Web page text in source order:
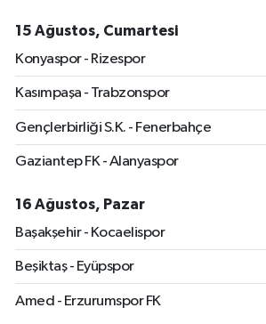
15 Ağustos, Cumartesi
Konyaspor - Rizespor
Kasımpaşa - Trabzonspor
Gençlerbirliği S.K. - Fenerbahçe
Gaziantep FK - Alanyaspor
16 Ağustos, Pazar
Başakşehir - Kocaelispor
Beşiktaş - Eyüpspor
Amed - Erzurumspor FK